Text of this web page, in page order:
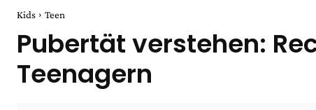
Kids Teen
Pubertät verstehen:
Teenagern